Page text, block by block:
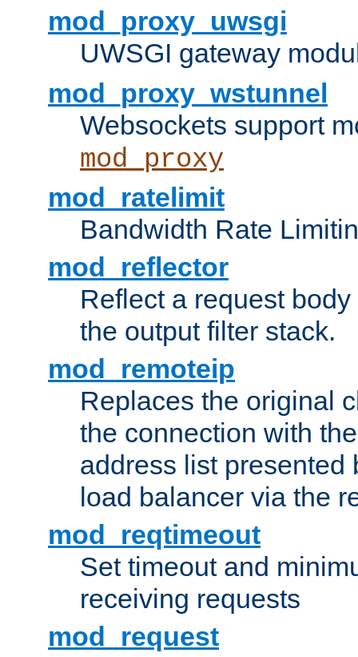
mod_proxy_uwsgi
UWSGI gateway
mod_proxy_wstunnel
Websockets support
mod_proxy
mod_ratelimit
Bandwidth Rate
mod_reflector
Reflect a request
the output filter stack.
mod_remoteip
Replaces the original
the connection with
address list presented
load balancer via the
mod_reqtimeout
Set timeout and
receiving requests
mod_request